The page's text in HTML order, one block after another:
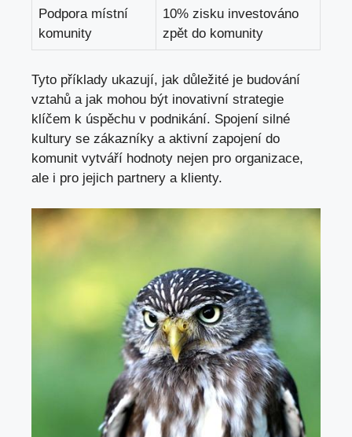
Podpora místní
komunity
10% zisku investováno
zpět do komunity
Tyto příklady ukazují, jak důležité je budování
vztahů a jak mohou být inovativní strategie
klíčem k úspěchu v podnikání. Spojení silné
kultury se zákazníky a aktivní zapojení do
komunit vytváří hodnoty nejen pro organizace,
ale i pro jejich partnery a klienty.